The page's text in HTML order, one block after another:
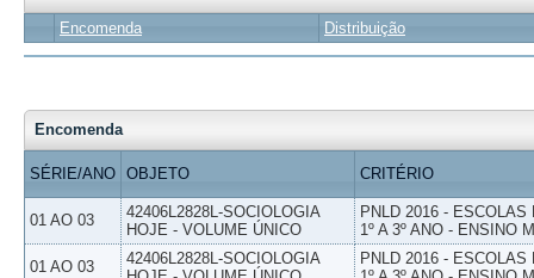
Encomenda Distribuição
Encomenda
SÉRIE/ANO OBJETO CRITÉRIO
01 AO 03
42406L2828L-SOCIOLOGIA
HOJE - VOLUME ÚNICO
PNLD 2016 -
1º A 3º ANO - ENSINO
01 AO 03
42406L2828L-SOCIOLOGIA
PNLD 2016 -